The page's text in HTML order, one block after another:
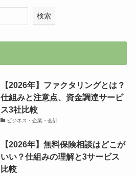
検索
【2026年】ファクタリングとは？
仕組みと注意点、資金調達サービ
ス3社比較
ビジネス・企業・会計
【2026年】無料保険相談はどこが
いい？仕組みの理解と3サービス
比較